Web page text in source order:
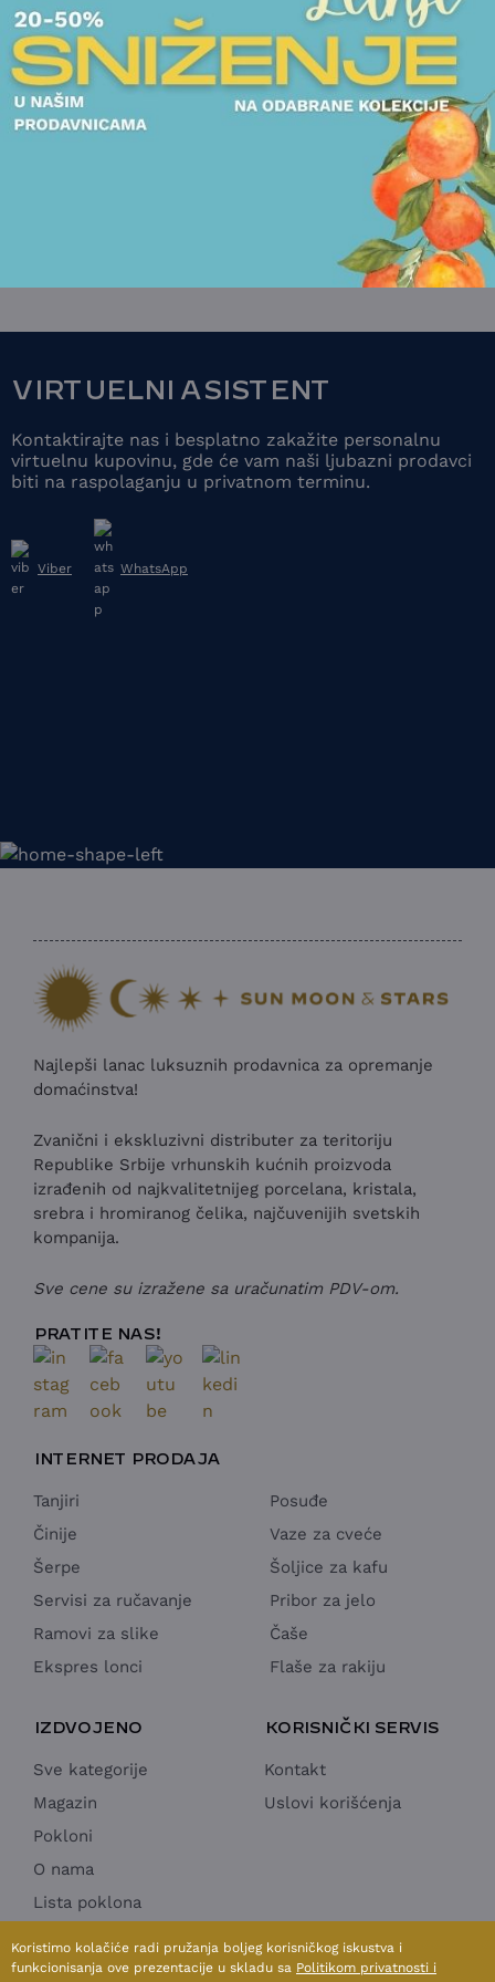
RAMOVI
RAM ZA FOTOGRAFIJE
CHRISTOFLE - FIDELIO
RAMOVI
RAM ZA
CHRISTOFLE -
58.125,00RSD
VIRTUELNI ASISTENT
Kontaktirajte nas i besplatno zakažite personalnu
virtuelnu kupovinu, gde će vam naši ljubazni prodavci
biti na raspolaganju u privatnom terminu.
Viber WhatsApp
Najlepši lanac luksuznih prodavnica za opremanje
domaćinstva!
Zvanični i ekskluzivni distributer za teritoriju
Republike Srbije vrhunskih kućnih proizvoda
izrađenih od najkvalitetnijeg porcelana, kristala,
srebra i hromiranog čelika, najčuvenijih svetskih
kompanija.
Sve cene su izražene sa uračunatim PDV-om.
PRATITE NAS!
INTERNET PRODAJA
Tanjiri
Činije
Šerpe
Servisi za ručavanje
Ramovi za slike
Ekspres lonci
Posuđe
Vaze za cveće
Šoljice za kafu
Pribor za jelo
Čaše
Flaše za rakiju
IZDVOJENO
Sve kategorije
Magazin
Pokloni
O nama
Lista poklona
KORISNIČKI SERVIS
Kontakt
Uslovi korišćenja
Koristimo kolačiće radi pružanja boljeg korisničkog iskustva i
funkcionisanja ove prezentacije u skladu sa Politikom privatnosti i